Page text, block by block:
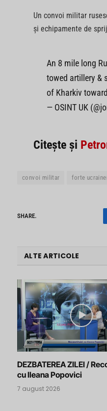
Un convoi militar
și echipamente de
An 8 mile long
towed artillery &
of Kharkiv
— OSINT UK
Citește și
convoi militar forte
SHARE.
ALTE ARTICOLE
DEZBATEREA ZILEI /
cu Ileana Popovici
7 august 2026